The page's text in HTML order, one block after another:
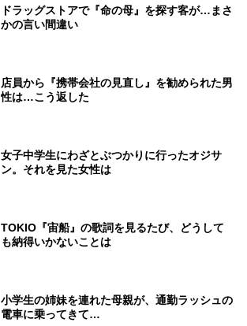
ドラッグストアで『命の母』を探す客が…まさ
かの言い間違い
店員から『携帯会社の見直し』を勧められた男
性は…こう返した
女子中学生にわざとぶつかりに行ったオジサ
ン。それを見た女性は
TOKIO『宙船』の歌詞を見るたび、どうして
も納得いかないことは
小学生の姉妹を連れた母親が、通勤ラッシュの
電車に乗ってきて…